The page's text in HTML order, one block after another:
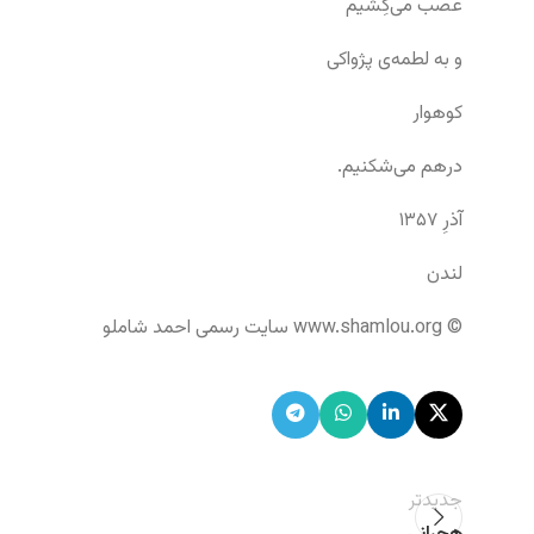
عصب می‌کِشیم
و به لطمه‌ی پژواکی
کوهوار
درهم می‌شکنیم.
آذرِ ۱۳۵۷
لندن
© www.shamlou.org سایت رسمی احمد شاملو
جدیدتر